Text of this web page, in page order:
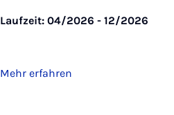
Laufzeit: 04/2026 - 12/2026
Mehr erfahren